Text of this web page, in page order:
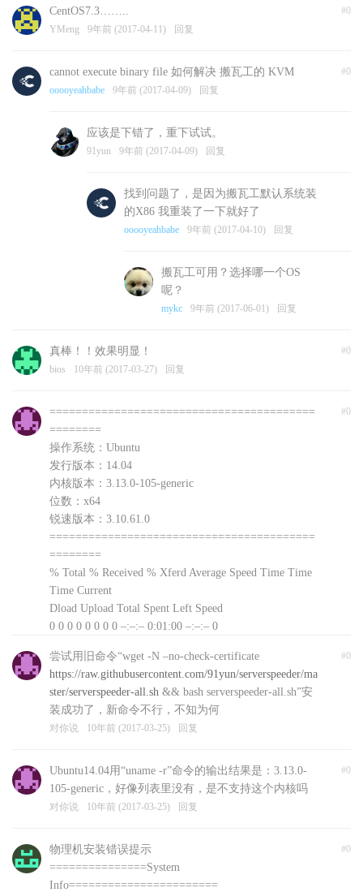
#0
CentOS7.3……..
YMeng 9年前 (2017-04-11) 回复
#0
cannot execute binary file 如何解决 搬瓦工的 KVM
ooooyeahbabe 9年前 (2017-04-09) 回复
应该是下错了，重下试试。
91yun 9年前 (2017-04-09) 回复
找到问题了，是因为搬瓦工默认系统装
的X86 我重装了一下就好了
ooooyeahbabe 9年前 (2017-04-10) 回复
搬瓦工可用？选择哪一个OS
呢？
mykc 9年前 (2017-06-01) 回复
#0
真棒！！效果明显！
bios 10年前 (2017-03-27) 回复
#0
=========================================
========
操作系统：Ubuntu
发行版本：14.04
内核版本：3.13.0-105-generic
位数：x64
锐速版本：3.10.61.0
=========================================
========
% Total % Received % Xferd Average Speed Time Time
Time Current
Dload Upload Total Spent Left Speed
0 0 0 0 0 0 0 0 –:–:– 0:01:00 –:–:– 0
文件下载失败，自动退出，可以前往
http://www.91yun.org/serverspeeder91yun手动下载安装
包
对你说 10年前 (2017-03-25) 回复
#0
尝试用旧命令“wget -N –no-check-certificate
https://raw.githubusercontent.com/91yun/serverspeeder/ma
ster/serverspeeder-all.sh && bash serverspeeder-all.sh”安
装成功了，新命令不行，不知为何
对你说 10年前 (2017-03-25) 回复
#0
Ubuntu14.04用“uname -r”命令的输出结果是：3.13.0-
105-generic，好像列表里没有，是不支持这个内核吗
对你说 10年前 (2017-03-25) 回复
#0
物理机安装错误提示
===============System
Info=======================